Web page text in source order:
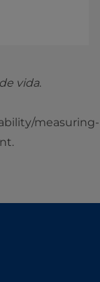
vida.
measuring-